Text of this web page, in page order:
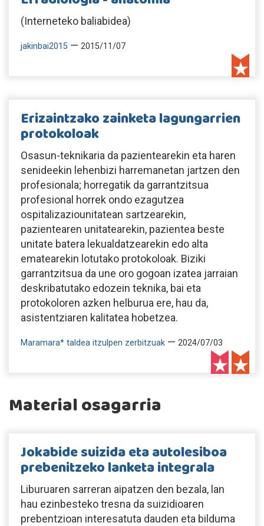
(Interneteko baliabidea)
jakinbai2015 — 2015/11/07
Erizaintzako zainketa lagungarrien
protokoloak
Osasun-teknikaria da pazientearekin eta haren
senideekin lehenbizi harremanetan jartzen den
profesionala; horregatik da garrantzitsua
profesional horrek ondo ezagutzea
ospitalizaziounitatean sartzearekin,
pazientearen unitatearekin, pazientea beste
unitate batera lekualdatzearekin edo alta
ematearekin lotutako protokoloak. Biziki
garrantzitsua da une oro gogoan izatea jarraian
deskribatutako edozein teknika, bai eta
protokoloren azken helburua ere, hau da,
asistentziaren kalitatea hobetzea.
Maramara* taldea itzulpen zerbitzuak — 2024/07/03
Material osagarria
Jokabide suizida eta autolesiboa
prebenitzeko lanketa integrala
Liburuaren sarreran aipatzen den bezala, lan
hau ezinbesteko tresna da suizidioaren
prebentzioan interesatuta dauden eta bilduma